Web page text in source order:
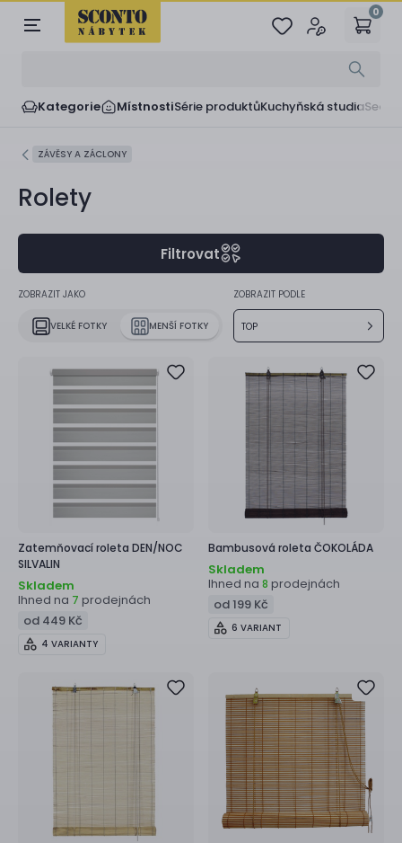
0
Kategorie MístnostiSérie produktůKuchyňská studia
ZÁVĚSY A ZÁCLONY
Rolety
Filtrovat
ZOBRAZIT JAKO
VELKÉ FOTKY MENŠÍ FOTKY
ZOBRAZIT PODLE
TOP
Zatemňovací roleta DEN/NOC
SILVALIN
Skladem
Ihned na 7 prodejnách
od 449 Kč
4 VARIANTY
Bambusová roleta ČOKOLÁDA
Skladem
Ihned na 8 prodejnách
od 199 Kč
6 VARIANT